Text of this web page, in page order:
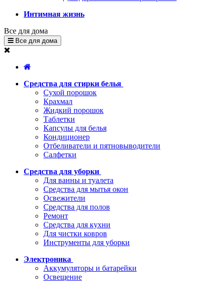
Интимная жизнь
Все для дома
Все для дома
Средства для стирки белья
Сухой порошок
Крахмал
Жидкий порошок
Таблетки
Капсулы для белья
Кондиционер
Отбеливатели и пятновыводители
Салфетки
Средства для уборки
Для ванны и туалета
Средства для мытья окон
Освежители
Средства для полов
Ремонт
Средства для кухни
Для чистки ковров
Инструменты для уборки
Электроника
Аккумуляторы и батарейки
Освещение